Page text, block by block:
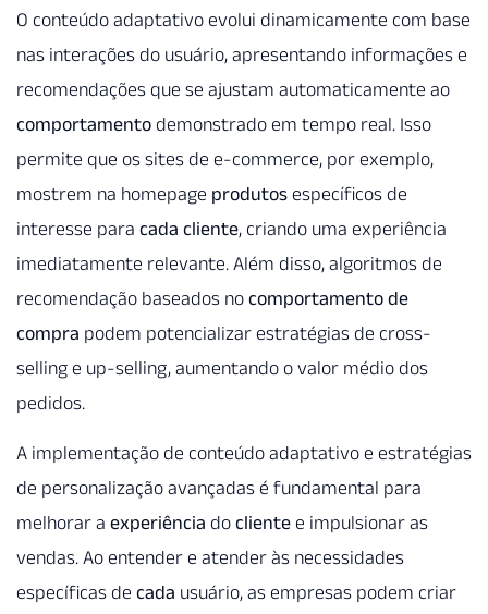
O conteúdo adaptativo evolui dinamicamente com base
nas interações do usuário, apresentando informações e
recomendações que se ajustam automaticamente ao
comportamento demonstrado em tempo real. Isso
permite que os sites de e-commerce, por exemplo,
mostrem na homepage produtos específicos de
interesse para cada cliente, criando uma experiência
imediatamente relevante. Além disso, algoritmos de
recomendação baseados no comportamento de
compra podem potencializar estratégias de cross-
selling e up-selling, aumentando o valor médio dos
pedidos.
A implementação de conteúdo adaptativo e estratégias
de personalização avançadas é fundamental para
melhorar a experiência do cliente e impulsionar as
vendas. Ao entender e atender às necessidades
específicas de cada usuário, as empresas podem criar